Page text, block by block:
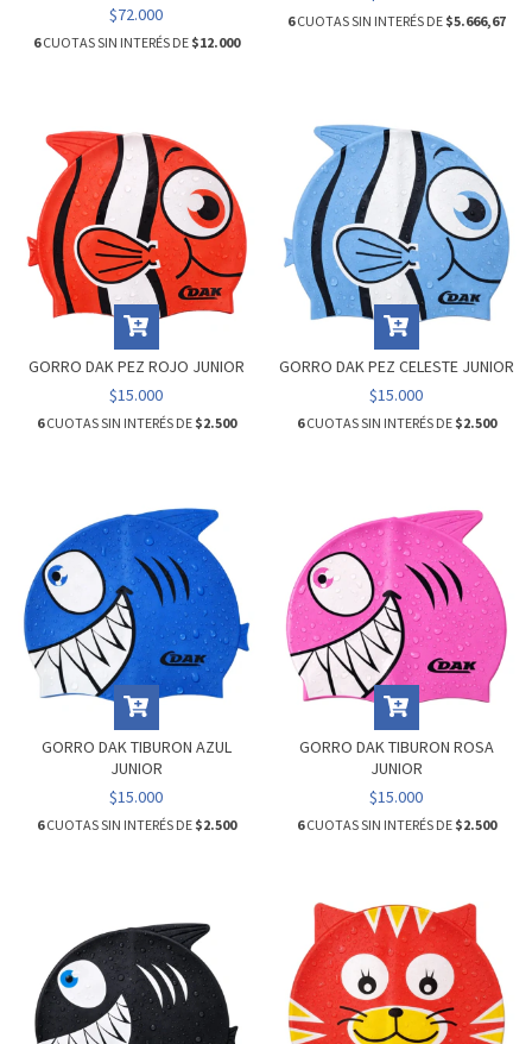
$72.000
6CUOTAS SIN INTERÉS DE $12.000
6CUOTAS SIN INTERÉS DE $5.666,67
GORRO DAK PEZ ROJO JUNIOR
$15.000
6CUOTAS SIN INTERÉS DE $2.500
GORRO DAK PEZ CELESTE JUNIOR
$15.000
6CUOTAS SIN INTERÉS DE $2.500
GORRO DAK TIBURON AZUL
JUNIOR
$15.000
6CUOTAS SIN INTERÉS DE $2.500
GORRO DAK TIBURON ROSA
JUNIOR
$15.000
6CUOTAS SIN INTERÉS DE $2.500